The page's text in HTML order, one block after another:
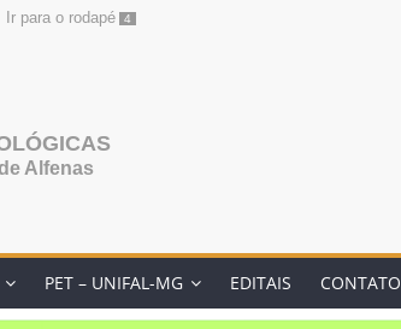
Ir para o rodapé 4
Alfenas
PET – UNIFAL-MG EDITAIS CONTATO